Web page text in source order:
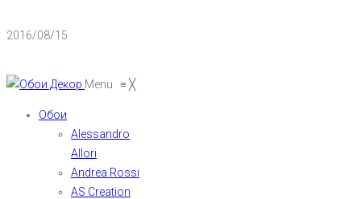
2016/08/15
Menu ≡╳
Обои
Alessandro
Allori
Andrea Rossi
AS Creation